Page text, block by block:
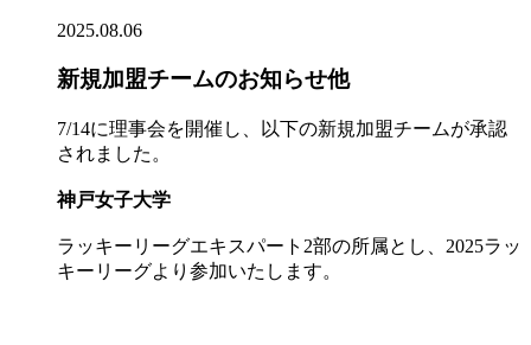
2025.08.06
新規加盟チームのお知らせ他
7/14に理事会を開催し、以下の新規加盟チームが承認
されました。
神戸女子大学
ラッキーリーグエキスパート2部の所属とし、2025ラッ
キーリーグより参加いたします。